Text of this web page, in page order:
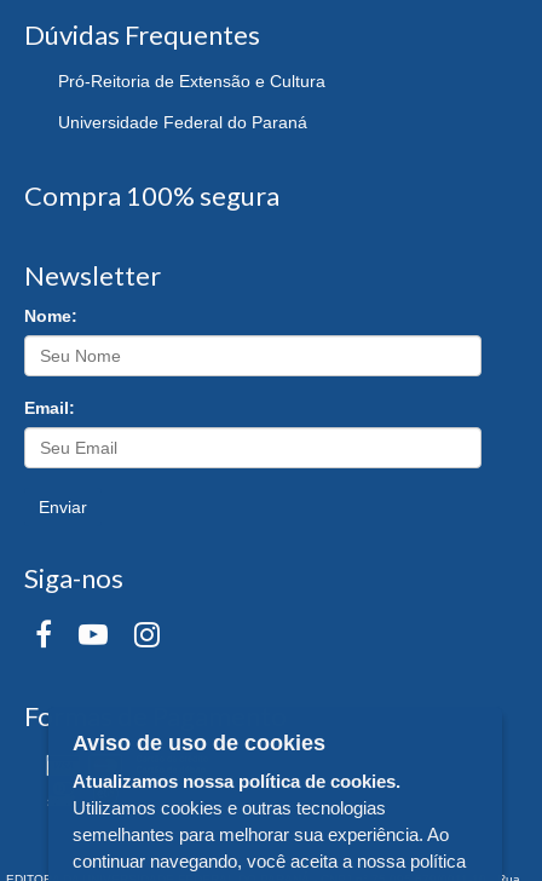
Dúvidas Frequentes
Pró-Reitoria de Extensão e Cultura
Universidade Federal do Paraná
Compra 100% segura
Newsletter
Nome:
Email:
Enviar
Siga-nos
Formas de Pagamento
Aviso de uso de cookies
Atualizamos nossa política de cookies.
Utilizamos cookies e outras tecnologias
semelhantes para melhorar sua experiência. Ao
continuar navegando, você aceita a nossa política